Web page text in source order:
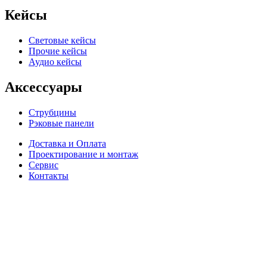
Кейсы
Световые кейсы
Прочие кейсы
Аудио кейсы
Аксессуары
Струбцины
Рэковые панели
Доставка и Оплата
Проектирование и монтаж
Сервис
Контакты